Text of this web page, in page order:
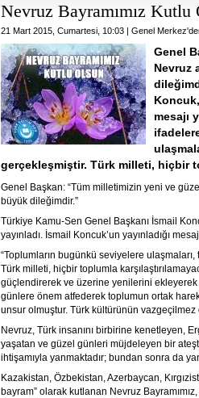
Nevruz Bayramımız Kutlu
21 Mart 2015, Cumartesi, 10:03 | Genel
Genel
Nevruz
mesajı
gerçekleşmiştir. Türk milleti, hiçbir
Genel Başkan: “Tüm milletimizin yeni ve
büyük dileğimdir.”
Türkiye Kamu-Sen Genel Başkanı İsmail
yayınladı. İsmail Koncuk’un yayınladığı
“Toplumların bugünkü seviyelere
Türk milleti, hiçbir toplumla
güçlendirerek ve üzerine yenilerini ekleyerek
günlere önem atfederek toplumun ortak
unsur olmuştur. Türk kültürünün vazgeçilmez
Nevruz, Türk insanını birbirine kenetleyen,
yaşatan ve güzel günleri müjdeleyen bir
ihtişamıyla yanmaktadır; bundan sonra da
Kazakistan, Özbekistan, Azerbaycan,
bayram” olarak kutlanan Nevruz